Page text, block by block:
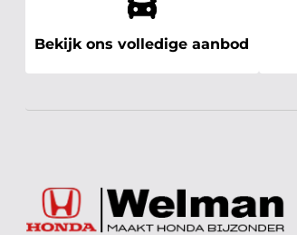
Bekijk ons volledige aanbod